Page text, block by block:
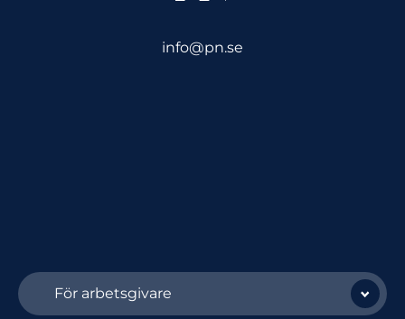
info@pn.se
För arbetsgivare